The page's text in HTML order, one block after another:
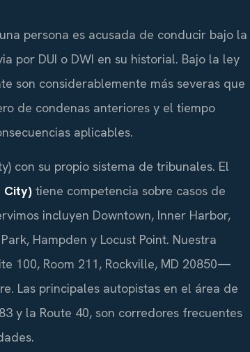
persona es acusada de conducir bajo la
por DUI o DWI en su historial. Bajo la ley
son considerablemente más severas que
de condenas anteriores y el tiempo
aplicables.
con su propio sistema de tribunales. El
City) tiene competencia sobre casos de
incluyen Downtown, Inner Harbor,
Hampden y Locust Point. Nuestra
100, Room 211, Rockville, MD 20850—
Las principales autopistas en el área de
y la Route 40, son corredores frecuentes